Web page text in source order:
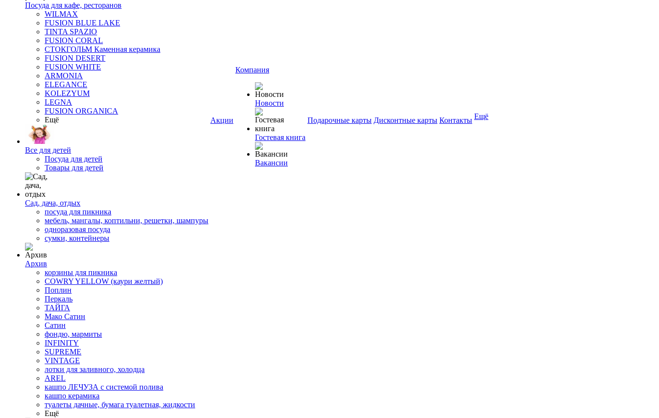
Посуда для кафе, ресторанов
WILMAX
FUSION BLUE LAKE
TINTA SPAZIO
FUSION CORAL
СТОКГОЛЬМ Каменная керамика
FUSION DESERT
FUSION WHITE
ARMONIA
ELEGANCE
KOLEZYUM
LEGNA
FUSION ORGANICA
Ещё
Все для детей
Посуда для детей
Товары для детей
Сад, дача, отдых
посуда для пикника
мебель, мангалы, коптильни, решетки, шампуры
одноразовая посуда
сумки, контейнеры
Архив
корзины для пикника
COWRY YELLOW (каури желтый)
Поплин
Перкаль
ТАЙГА
Мако Сатин
Сатин
фондю, мармиты
INFINITY
SUPREME
VINTAGE
лотки для заливного, холодца
AREL
кашпо ЛЕЧУЗА с системой полива
кашпо керамика
туалеты дачные, бумага туалетная, жидкости
Ещё
Акции
Компания
Новости
Гостевая книга
Вакансии
Подарочные карты Дисконтные карты Контакты Ещё